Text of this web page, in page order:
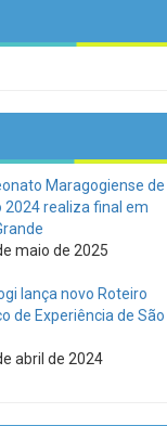
Maragogiense de
2024 realiza final em
maio de 2025
lança novo Roteiro
de Experiência de São
abril de 2024